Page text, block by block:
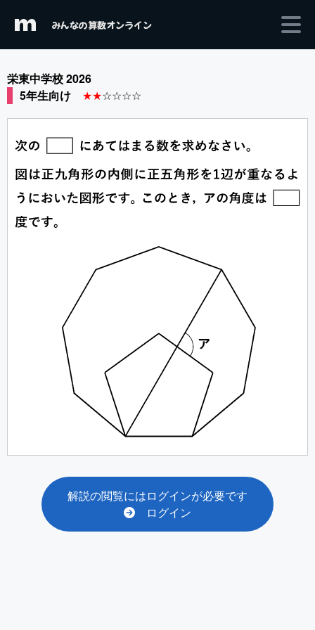
m みんなの算数オンライン
栄東中学校 2026
5年生向け ★★☆☆☆☆
解説の閲覧にはログインが必要です
ログイン